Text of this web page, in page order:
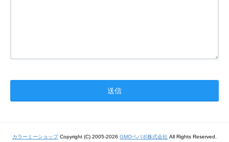
カラーミーショップCopyright (C) 2005-2026 GMOペパボ株式会社 All Rights Reserved.